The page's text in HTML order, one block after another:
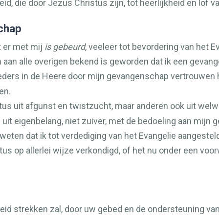
die door Jezus Christus zijn, tot heerlijkheid en lof
er met mij is gebeurd, veeleer tot bevordering van het
alle overigen bekend is geworden dat ik een
in de Heere door mijn gevangenschap
uit afgunst en twistzucht, maar anderen ook uit
eigenbelang, niet zuiver, met de bedoeling aan mijn
dat ik tot verdediging van het Evangelie
op allerlei wijze verkondigd, of het nu onder een
strekken zal, door uw gebed en de ondersteuning